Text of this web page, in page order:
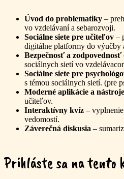
Úvod do problematiky –
vo vzdelávaní a sebarozvoji.
Sociálne siete pre učiteľov –
digitálne platformy do výučby
Bezpečnosť a zodpovednosť
sociálnych sietí vo
Sociálne siete pre
s témou sociálnych sietí. (pre
Moderné aplikácie a nástroje
učiteľov.
Interaktívny kvíz –
vedomostí.
Záverečná diskusia –
Prihláste sa na tento